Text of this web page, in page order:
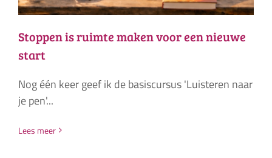
Stoppen is ruimte maken voor een nieuwe
start
Nog één keer geef ik de basiscursus 'Luisteren naar
je pen'...
Lees meer